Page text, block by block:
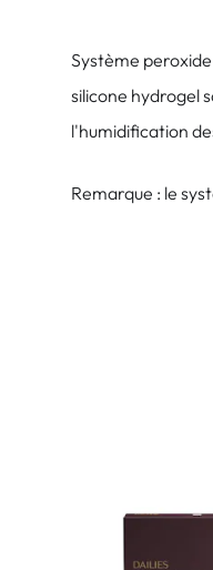
Système
silicone hydrogel
l'humidification
Remarque : le